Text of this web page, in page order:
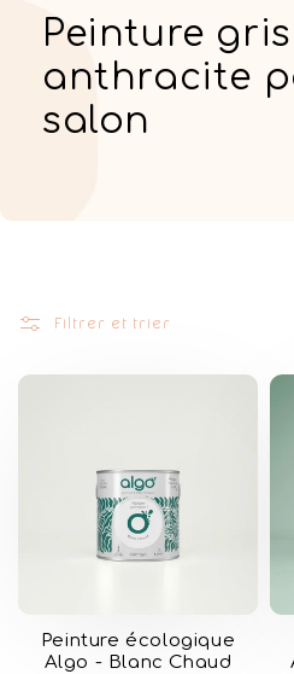
C
o
l
o
Peinture gris
anthracite
salon
Filtrer et trier
Peinture écologique
Algo - Blanc Chaud